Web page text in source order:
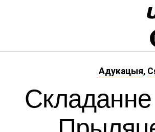
Адукацыя,
Складанне